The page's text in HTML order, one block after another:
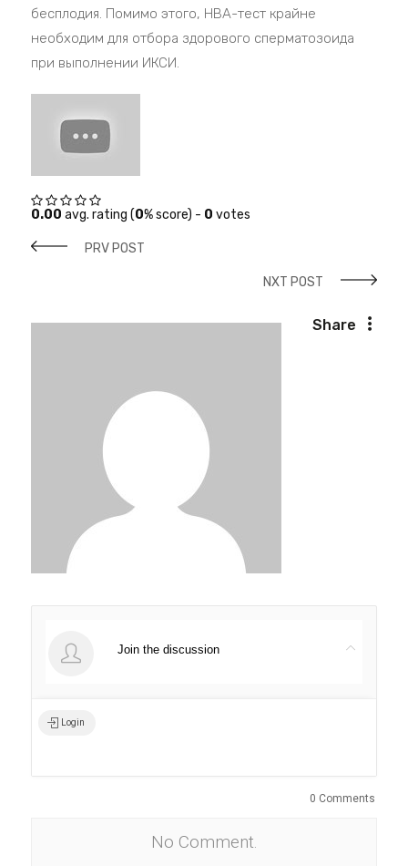
бесплодия. Помимо этого, HBA-тест крайне
необходим для отбора здорового сперматозоида
при выполнении ИКСИ.
0.00 avg. rating (0% score) - 0 votes
PRV POST
NXT POST
Share
Join the discussion
Login
0 Comments
No Comment.